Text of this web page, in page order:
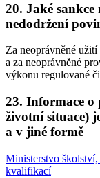
20. Jaké
nedodržení
Za neoprávněné
a za neoprávněné
výkonu regulované
23. Informace o
životní situace)
a v jiné formě
Ministerstvo
kvalifikací